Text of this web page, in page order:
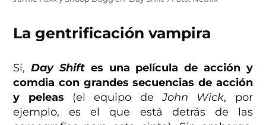
La gentrificación vampira
Sí,Day Shiftes una película de acción y
comdia con grandes secuencias de acción
y peleas (el equipo deJohn Wick, por
ejemplo, es el que está detrás de las